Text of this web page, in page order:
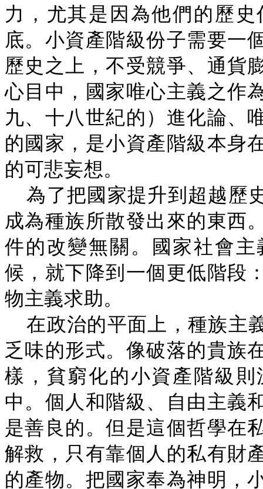
力，尤其是因為他們的歷
底。小資產階級份子需要一
歷史之上，不受競爭、通貨
心目中，國家唯心主義之作
九、十八世紀的）進化論、
的國家，是小資產階級本身
的可悲妄想。
為了把國家提升到超越歷
成為種族所散發出來的東西
件的改變無關。國家社會
候，就下降到一個更低階段
物主義求助。
在政治的平面上，種族主
乏味的形式。像破落的貴族
樣，貧窮化的小資產階級
中。個人和階級、自由主義
是善良的。但是這個哲學在
解救，只有靠個人的私有財
的產物。把國家奉為神明，